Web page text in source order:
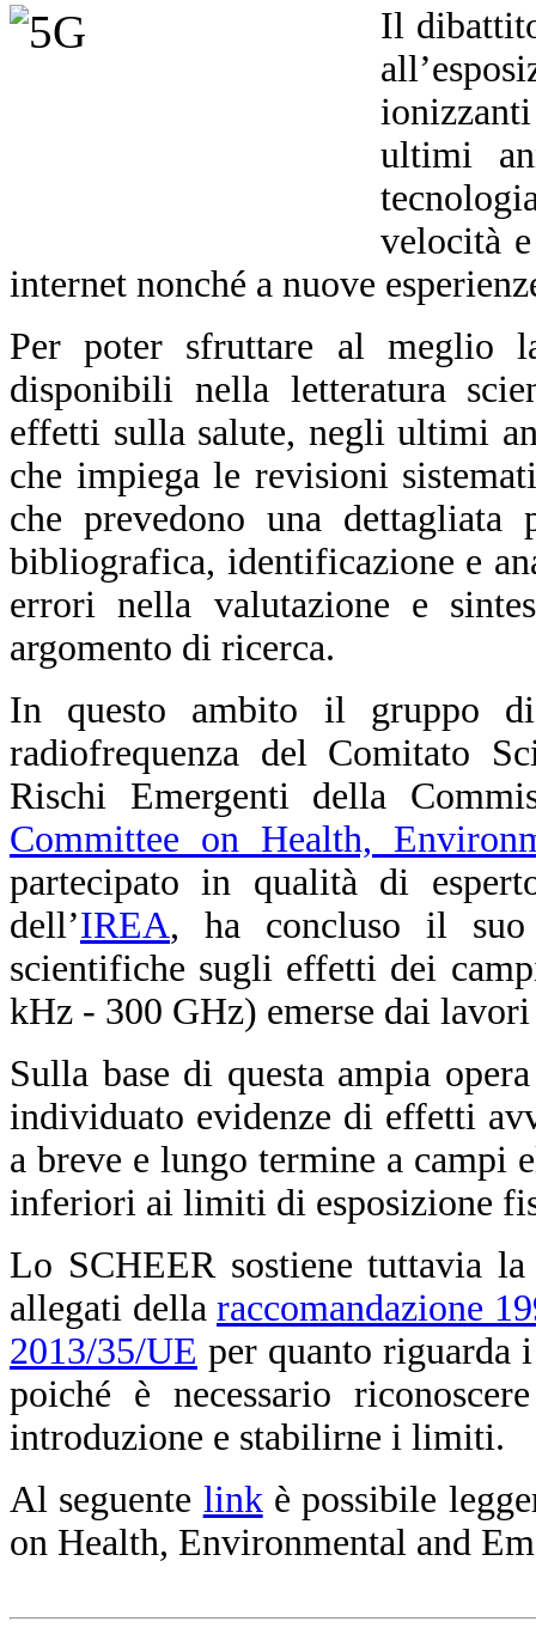
Il
ultimi
velocità
internet nonché a nuove
Per poter sfruttare al meglio
disponibili nella letteratura
effetti sulla salute, negli ultimi
che impiega le revisioni
che prevedono una dettagliata
bibliografica, identificazione e
errori nella valutazione e
argomento di ricerca.
In questo ambito il gruppo
radiofrequenza del Comitato
Rischi Emergenti della
Committee on Health,
partecipato in qualità di
dell’IREA, ha concluso il suo
scientifiche sugli effetti dei
kHz - 300 GHz) emerse dai
Sulla base di questa ampia
individuato evidenze di effetti
a breve e lungo termine a campi
inferiori ai limiti di esposizione
Lo SCHEER sostiene tuttavia
allegati della raccomandazione
2013/35/UE per quanto riguarda
poiché è necessario
introduzione e stabilirne i limiti.
Al seguente link è possibile
on Health, Environmental and